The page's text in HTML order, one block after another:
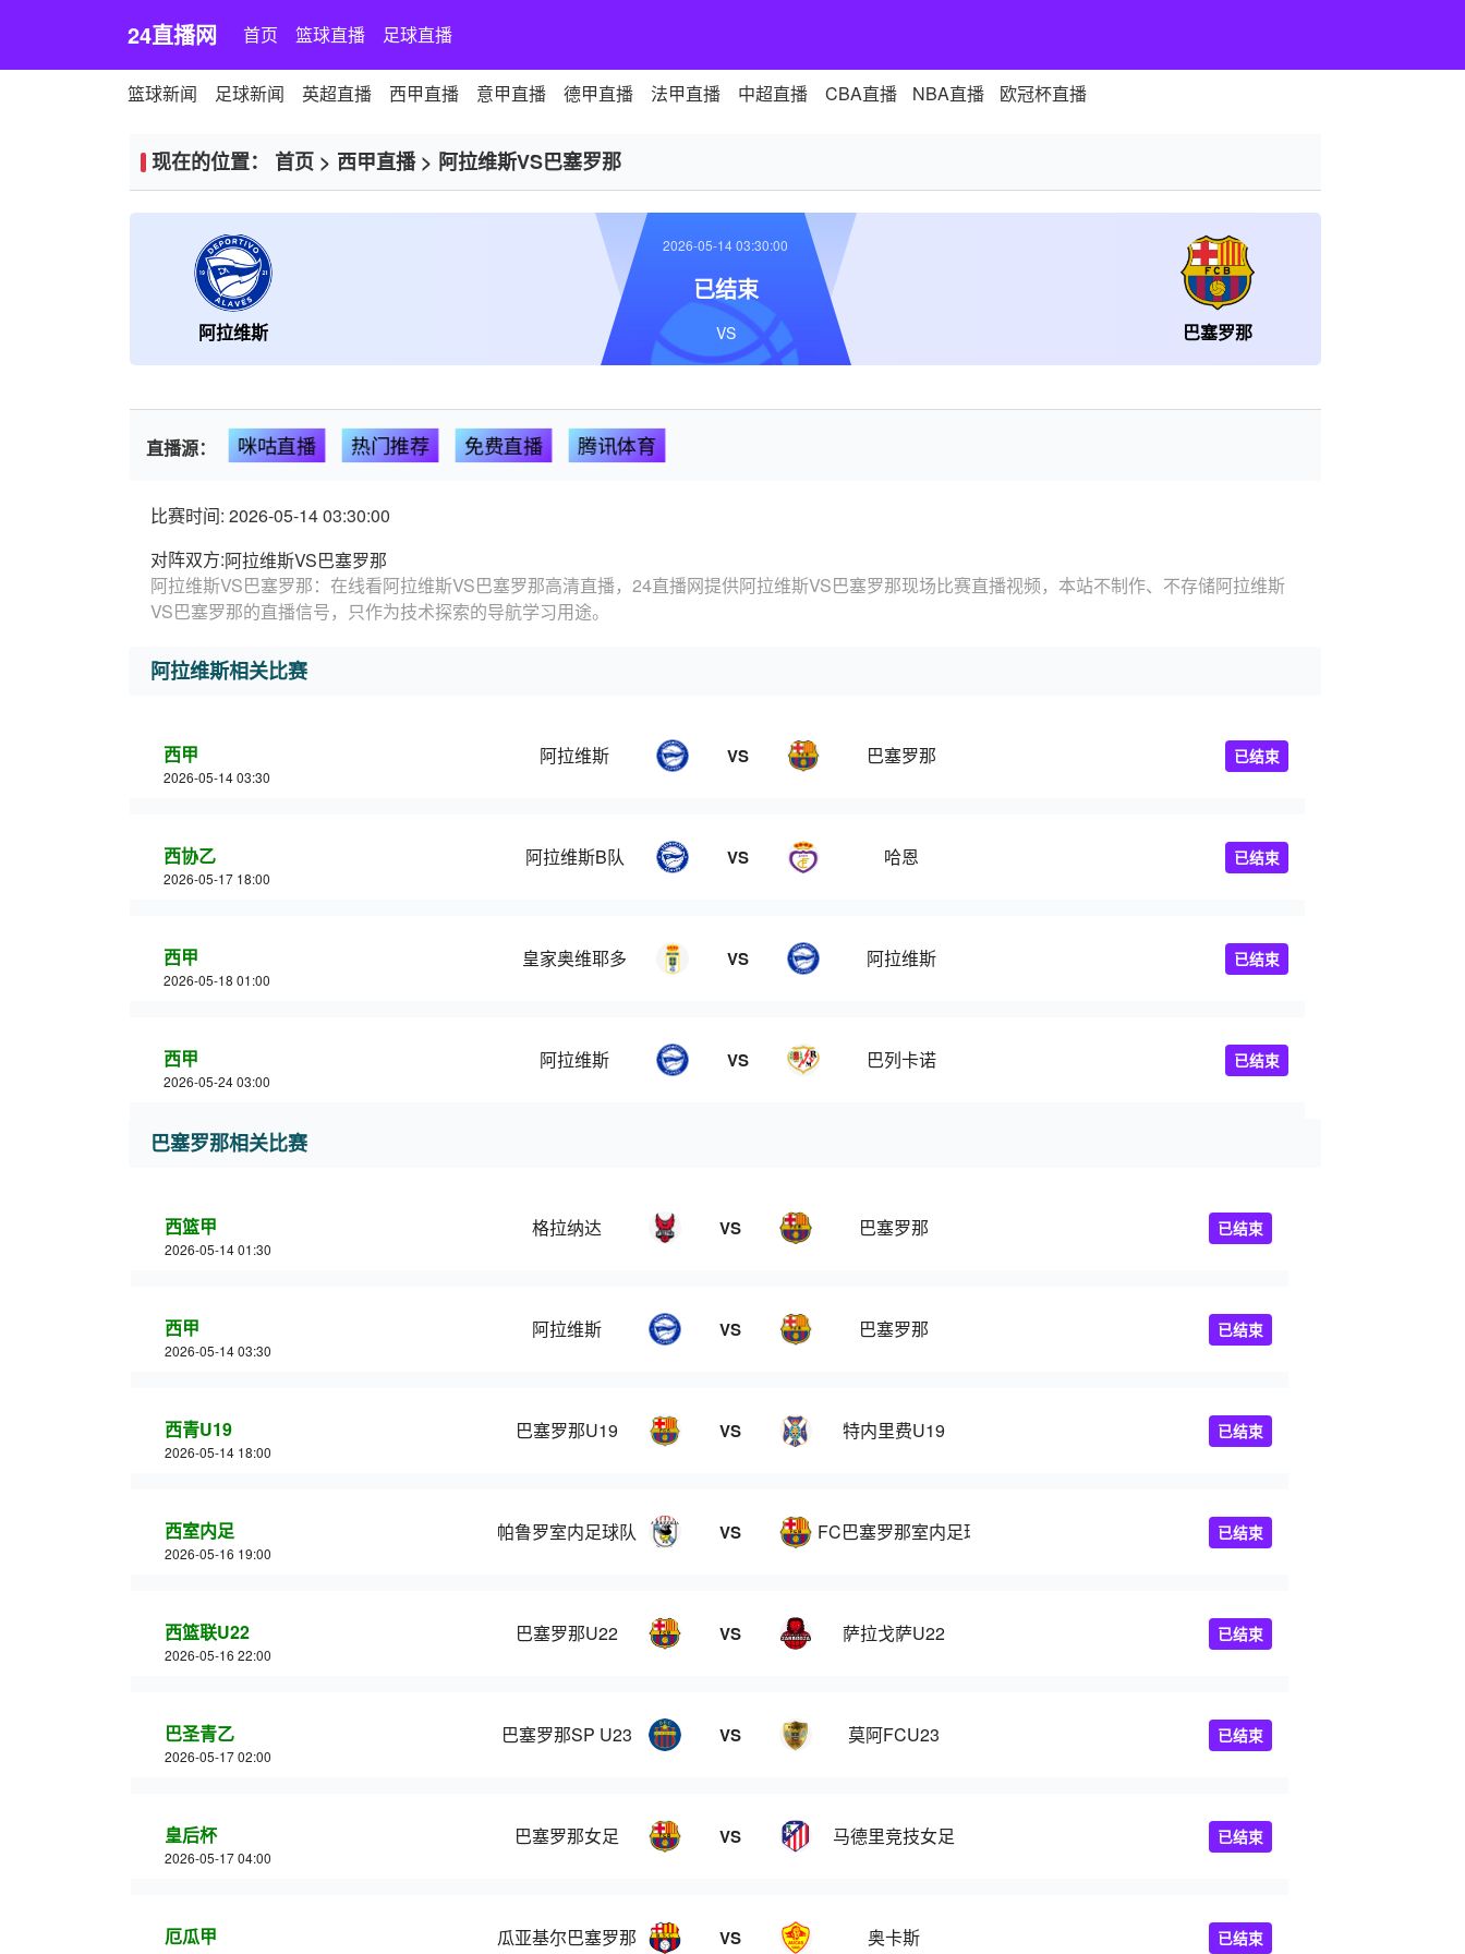
24直播网 首页 篮球直播 足球直播
篮球新闻 足球新闻 英超直播 西甲直播 意甲直播 德甲直播 法甲直播 中超直播 CBA直播 NBA直播 欧冠杯直播
现在的位置： 首页 > 西甲直播> 阿拉维斯VS巴塞罗那
阿拉维斯 巴塞罗那
2026-05-14 03:30:00
已结束
VS
直播源： 咪咕直播 热门推荐 免费直播 腾讯体育
比赛时间: 2026-05-14 03:30:00
对阵双方:阿拉维斯VS巴塞罗那
阿拉维斯VS巴塞罗那：在线看阿拉维斯VS巴塞罗那高清直播，24直播网提供阿拉维斯VS巴塞罗那现场比赛直播视频，本站不制作、不存储阿拉维斯
VS巴塞罗那的直播信号，只作为技术探索的导航学习用途。
阿拉维斯相关比赛
西甲
2026-05-14 03:30
阿拉维斯 VS 巴塞罗那 已结束
西协乙
2026-05-17 18:00
阿拉维斯B队 VS 哈恩 已结束
西甲
2026-05-18 01:00
皇家奥维耶多 VS 阿拉维斯 已结束
西甲
2026-05-24 03:00
阿拉维斯 VS 巴列卡诺 已结束
巴塞罗那相关比赛
西篮甲
2026-05-14 01:30
格拉纳达 VS 巴塞罗那 已结束
西甲
2026-05-14 03:30
阿拉维斯 VS 巴塞罗那 已结束
西青U19
2026-05-14 18:00
巴塞罗那U19 VS 特内里费U19 已结束
西室内足
2026-05-16 19:00
帕鲁罗室内足球队 VS FC巴塞罗那室内足球队 已结束
西篮联U22
2026-05-16 22:00
巴塞罗那U22 VS 萨拉戈萨U22 已结束
巴圣青乙
2026-05-17 02:00
巴塞罗那SP U23 VS 莫阿FCU23 已结束
皇后杯
2026-05-17 04:00
巴塞罗那女足 VS 马德里竞技女足 已结束
厄瓜甲 瓜亚基尔巴塞罗那 VS 奥卡斯 已结束